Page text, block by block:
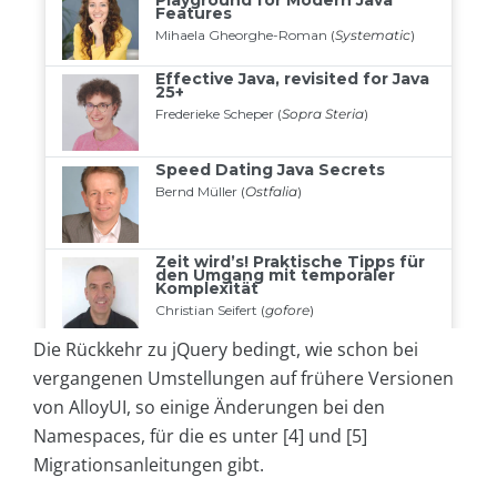
Die Rückkehr zu jQuery bedingt, wie schon bei
vergangenen Umstellungen auf frühere Versionen
von AlloyUI, so einige Änderungen bei den
Namespaces, für die es unter [4] und [5]
Migrationsanleitungen gibt.